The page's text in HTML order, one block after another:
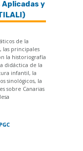
y
de la
las principales
la historiografía
didáctica de la
infantil, la
sinológicos, la
sobre Canarias